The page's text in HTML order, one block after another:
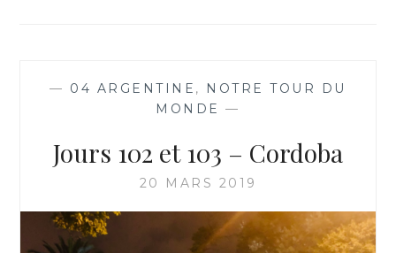
— 04 ARGENTINE , NOTRE TOUR DU
MONDE —
Jours 102 et 103 – Cordoba
20 MARS 2019